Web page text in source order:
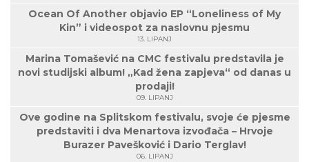
Ocean Of Another objavio EP “Loneliness of My
Kin” i videospot za naslovnu pjesmu
13. LIPANJ
Marina Tomašević na CMC festivalu predstavila je
novi studijski album! „Kad žena zapjeva“ od danas u
prodaji!
09. LIPANJ
Ove godine na Splitskom festivalu, svoje će pjesme
predstaviti i dva Menartova izvođača – Hrvoje
Burazer Pavešković i Dario Terglav!
06. LIPANJ